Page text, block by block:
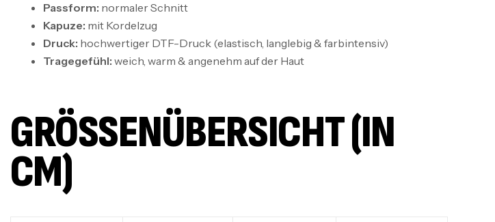
Passform: normaler Schnitt
Kapuze: mit Kordelzug
Druck: hochwertiger DTF-Druck (elastisch, langlebig & farbintensiv)
Tragegefühl: weich, warm & angenehm auf der Haut
GRÖSSENÜBERSICHT (IN C
M)